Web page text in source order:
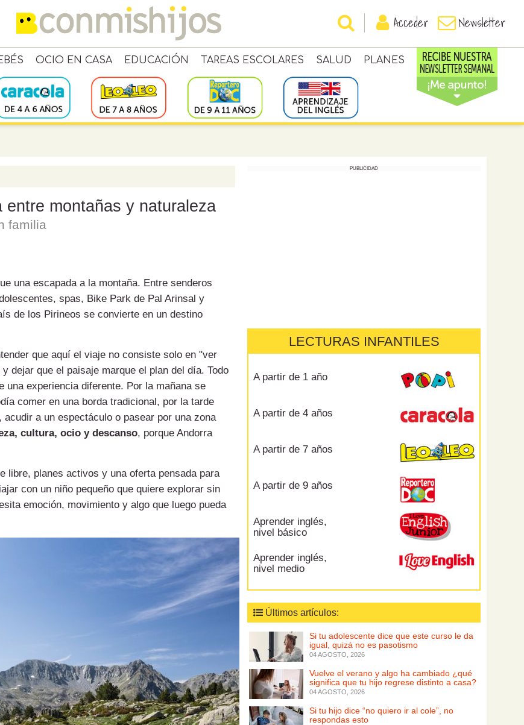
Acceder Newsletter
OCIO EN CASA EDUCACIÓN TAREAS ESCOLARES SALUD PLANES
montañas y naturaleza
familia
una escapada a la montaña. Entre senderos
spas, Bike Park de Pal Arinsal y
de los Pirineos se convierte en un destino
que aquí el viaje no consiste solo en "ver
dejar que el paisaje marque el plan del día. Todo
experiencia diferente. Por la mañana se
comer en una borda tradicional, por la tarde
a un espectáculo o pasear por una zona
cultura, ocio y descanso, porque Andorra
libre, planes activos y una oferta pensada para
con un niño pequeño que quiere explorar sin
emoción, movimiento y algo que luego pueda
PUBLICIDAD
LECTURAS INFANTILES
A partir de 1 año
A partir de 4 años
A partir de 7 años
A partir de 9 años
Aprender inglés,
nivel básico
Aprender inglés,
nivel medio
Últimos artículos:
Si tu adolescente dice que este curso le da
igual, quizá no es pasotismo
04 AGOSTO, 2026
Vuelve el verano y algo ha cambiado ¿qué
significa que tu hijo regrese distinto a casa?
04 AGOSTO, 2026
Si tu hijo dice “no quiero ir al cole”, no
respondas esto